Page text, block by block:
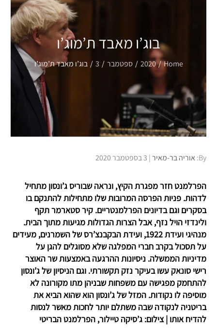
בוג’ו מאבד ת’מוג’ו
Home
2020 ספטמבר 3 בוג’ו מאבד ת’מוג’ו
By: אוריה בר-מאיר Posted
3 בספטמבר 2020
הפרלמנט חזר מפגרת הקיץ, ונראה שבוריס ג’ונסון מתחיל
לדהות. פניות הפרסה המרובות שלו מתחילות להתנקם בו
בסקרים וגם בדיונים הפרלמנטריים. קיר סטארמר תקף
ולינדזי הויל נזף, אבל הצרות הגדולות מגיעות מתוך הבית.
מנהיגי ועידת 1922, ועידת הבקבנצ’רס של השמרנים, מעידים
על תסכול בקרב חברי המפלגה שלא מסוגלים להגן על
מדיניות הממשלה. ניסיונות ההרגעה באמצעות שר האוצר
רישי סונאק עשו בעיקר נזק תקשורתי. וגם הניסיון של ג’ונסון
להתחמק מפגישה עם משפחות שבניהן מתו מקורונה לא
מוסיפה לו נקודות. המזל של ג’ונסון הוא שהוא הביא את
בריטניה לנקודה שבה משתלם יותר לחכות מאשר לנסות
להדיח אותו | צילום: ג’סיקה טיילור, הפרלמנט הבריטי